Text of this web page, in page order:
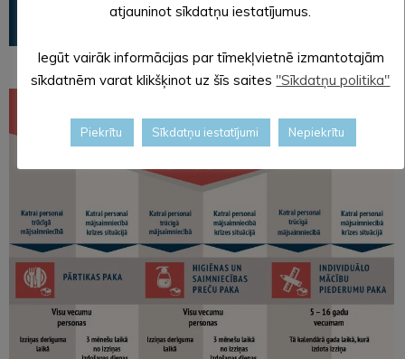
atjauninot sīkdatņu iestatījumus.
Iegūt vairāk informācijas par tīmekļvietnē izmantotajām
sīkdatnēm varat klikšķinot uz šīs saites "Sīkdatņu politika"
Piekrītu Sīkdatņu iestatījumi Nepiekrītu